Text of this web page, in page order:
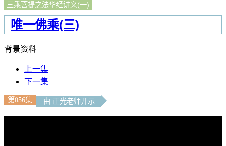
三乘菩提之法华经讲义(一)
唯一佛乘(三)
背景资料
上一集
下一集
第056集 由 正光老师开示